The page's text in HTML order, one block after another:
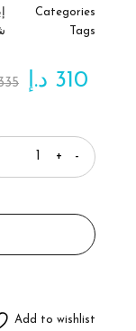
Categories
Tags
310 د.إ